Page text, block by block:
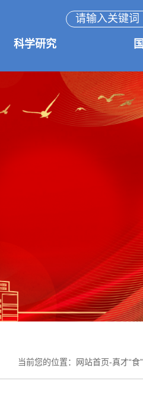
科学研究
当前您的位置： 网站首页-真才“食